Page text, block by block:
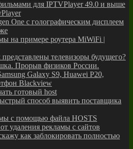
для IPTVPlayer 49.0 и выше
One с голографическим дисплеем
на примере роутера MiWiFi |
телевизоры будущего?
Прорыв физиков России.
Galaxy S9, Huawei P20,
Blackview
готовый host
способ выявить поставщика
с помощью файла HOSTS
удаления рекламы с сайтов
как заблокировать полностью